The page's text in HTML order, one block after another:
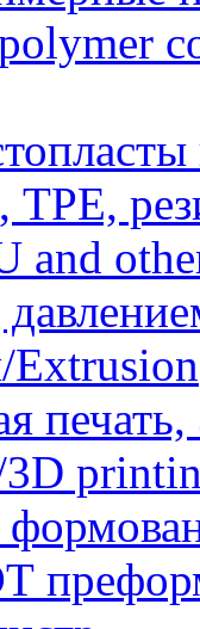
and
3D